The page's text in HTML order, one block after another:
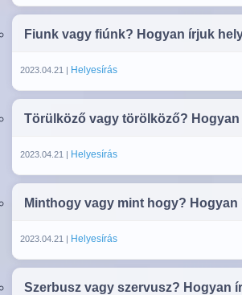
Fiunk vagy fiúnk? Hogyan írjuk
2023.04.21 | Helyesírás
Törülköző vagy törölköző?
2023.04.21 | Helyesírás
Minthogy vagy mint hogy?
2023.04.21 | Helyesírás
Szerbusz vagy szervusz? Hogyan